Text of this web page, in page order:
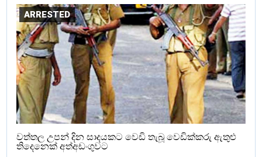
ARRESTED
වත්තල උපන් දින සාදයකට වෙඩි තැබූ වෙඩික්කරු ඇතුළු
තිදෙනෙක් අත්අඩංගුවට